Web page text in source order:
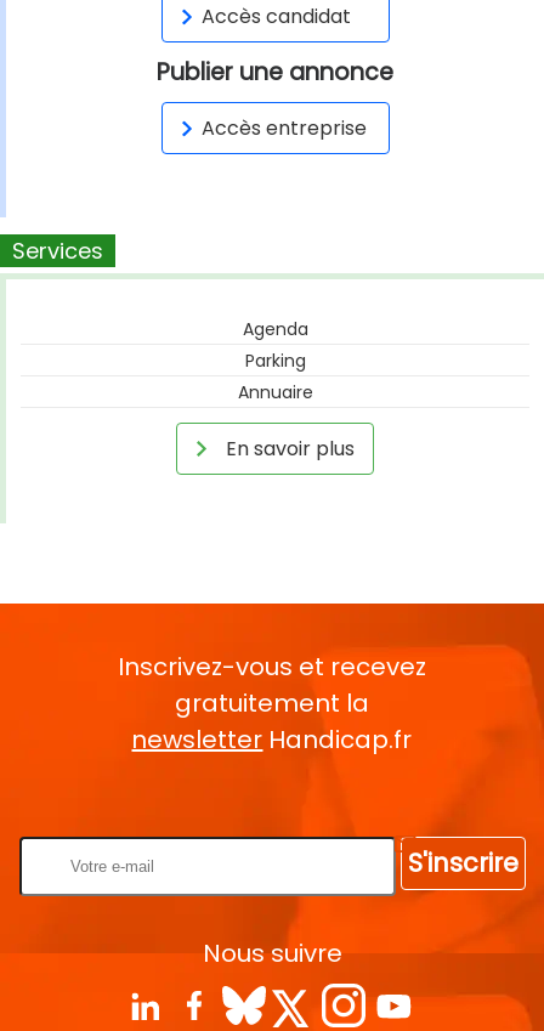
Accès candidat
Publier une annonce
Accès entreprise
Services
Agenda
Parking
Annuaire
En savoir plus
Inscrivez-vous et recevez
gratuitement la
newsletter Handicap.fr
S'inscrire
Nous suivre